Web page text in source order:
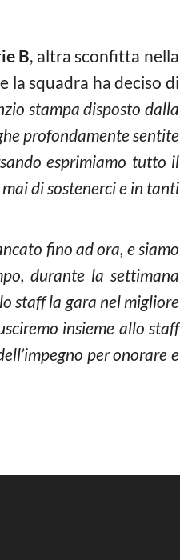
B, altra sconfitta nella
la squadra ha deciso di
stampa disposto dalla
profondamente sentite
esprimiamo tutto il
di sostenerci e in tanti
fino ad ora, e siamo
durante la settimana
staff la gara nel migliore
insieme allo staff
per onorare e